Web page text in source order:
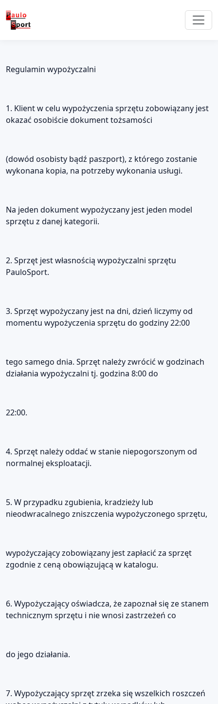
Regulamin wypożyczalni
1. Klient w celu wypożyczenia sprzętu zobowiązany jest
okazać osobiście dokument tożsamości
(dowód osobisty bądź paszport), z którego zostanie
wykonana kopia, na potrzeby wykonania usługi.
Na jeden dokument wypożyczany jest jeden model
sprzętu z danej kategorii.
2. Sprzęt jest własnością wypożyczalni sprzętu
PauloSport.
3. Sprzęt wypożyczany jest na dni, dzień liczymy od
momentu wypożyczenia sprzętu do godziny 22:00
tego samego dnia. Sprzęt należy zwrócić w godzinach
działania wypożyczalni tj. godzina 8:00 do
22:00.
4. Sprzęt należy oddać w stanie niepogorszonym od
normalnej eksploatacji.
5. W przypadku zgubienia, kradzieży lub
nieodwracalnego zniszczenia wypożyczonego sprzętu,
wypożyczający zobowiązany jest zapłacić za sprzęt
zgodnie z ceną obowiązującą w katalogu.
6. Wypożyczający oświadcza, że zapoznał się ze stanem
technicznym sprzętu i nie wnosi zastrzeżeń co
do jego działania.
7. Wypożyczający sprzęt zrzeka się wszelkich roszczeń